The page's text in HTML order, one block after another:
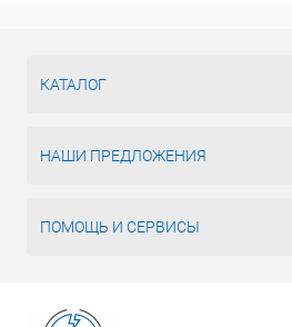
КАТАЛОГ
НАШИ ПРЕДЛОЖЕНИЯ
ПОМОЩЬ И СЕРВИСЫ